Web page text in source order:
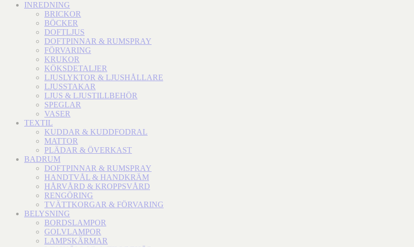
INREDNING
BRICKOR
BÖCKER
DOFTLJUS
DOFTPINNAR & RUMSPRAY
FÖRVARING
KRUKOR
KÖKSDETALJER
LJUSLYKTOR & LJUSHÅLLARE
LJUSSTAKAR
LJUS & LJUSTILLBEHÖR
SPEGLAR
VASER
TEXTIL
KUDDAR & KUDDFODRAL
MATTOR
PLÄDAR & ÖVERKAST
BADRUM
DOFTPINNAR & RUMSPRAY
HANDTVÅL & HANDKRÄM
HÅRVÅRD & KROPPSVÅRD
RENGÖRING
TVÄTTKORGAR & FÖRVARING
BELYSNING
BORDSLAMPOR
GOLVLAMPOR
LAMPSKÄRMAR